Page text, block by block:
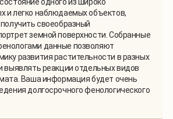
одного из широко
и легко наблюдаемых объектов,
своеобразный
земной поверхности. Собранные
данные позволяют
развития растительности в разных
выявлять реакции отдельных видов
Ваша информация будет очень
долгосрочного фенологического